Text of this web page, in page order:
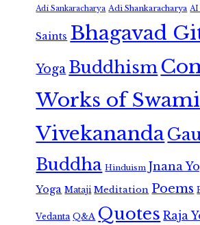
Adi Sankaracharya Adi Shankaracharya AI
Saints Bhagavad
Yoga Buddhism
Works of Swami
Vivekananda
Buddha Hinduism Jnana
Yoga Mataji Meditation Poems
Vedanta Q&A Quotes Raja